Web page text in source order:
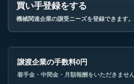
買い手登録をする
機械関連企業の譲受ニーズを登録できます。
譲渡企業の手数料0円
着手金・中間金・月額報酬をいただきません